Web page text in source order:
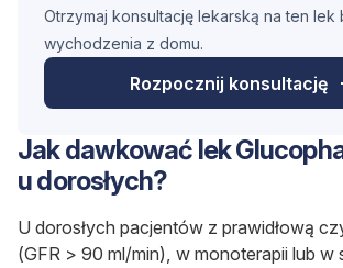
Otrzymaj konsultację lekarską na ten lek
wychodzenia z domu.
Rozpocznij konsultację
Jak dawkować lek
u dorosłych?
U dorosłych pacjentów z prawidłową
(GFR > 90 ml/min), w monoterapii lub w